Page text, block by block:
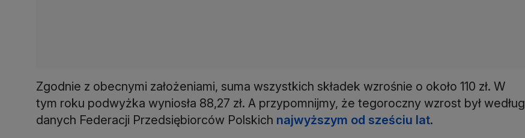
Zgodnie z obecnymi założeniami, suma wszystkich składek wzrośnie o około 110 zł. W
tym roku podwyżka wyniosła 88,27 zł. A przypomnijmy, że tegoroczny wzrost był według
danych Federacji Przedsiębiorców Polskich najwyższym od sześciu lat.